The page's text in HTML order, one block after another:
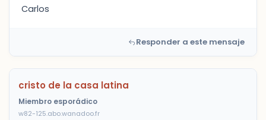
Carlos
Responder a este mensaje
cristo de la casa latina
Miembro esporádico
w82-125.abo.wanadoo.fr